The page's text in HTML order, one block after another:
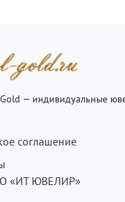
— индивидуальные
соглашение
«ИТ ЮВЕЛИР»